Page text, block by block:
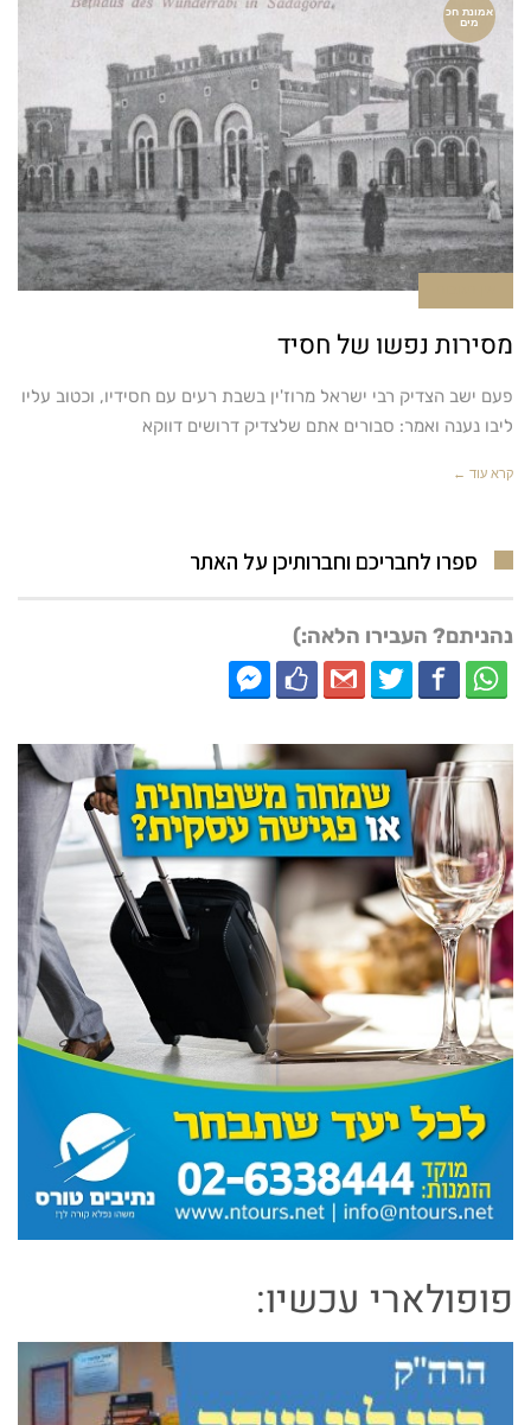
אמונת חכ
מים
מסירות נפשו של חסיד
פעם ישב הצדיק רבי ישראל מרוז'ין בשבת רעים עם חסידיו, וכטוב עליו
ליבו נענה ואמר: סבורים אתם שלצדיק דרושים דווקא
קרא עוד ←
ספרו לחבריכם וחברותיכן על האתר
נהניתם? העבירו הלאה:)
פופולארי עכשיו: